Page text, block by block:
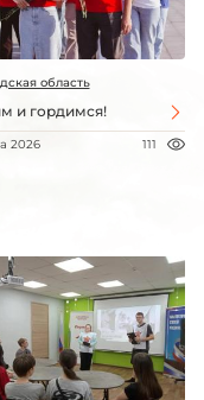
область
и гордимся!
2026 111